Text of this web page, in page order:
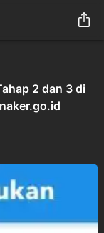
2 dan 3 di